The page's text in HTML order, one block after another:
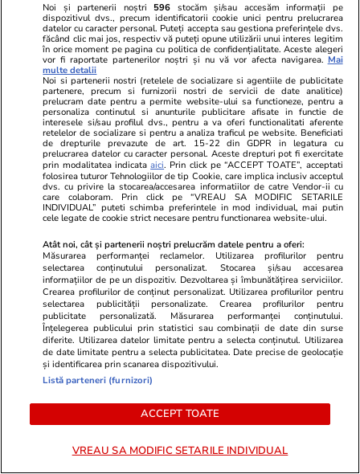
Advertorial
Smart is the new chic: Cum ne
ajută tehnologia să ne reinventăm
Advertorial
Înscrie-te
PARTENERI
Wowbiz.ro
Cum arată fiul Mădălinei Manole
la 17 ani! Fratele regretatei
premieră cu Petru Mircea Jr.
Redactia.ro
Ce să ai în
POLITIC
Noi și partenerii noștri 596 stocăm și/sau accesăm informații pe
dispozitivul dvs., precum identificatorii cookie unici pentru prelucrarea
datelor cu caracter personal. Puteți accepta sau gestiona preferințele dvs.
făcând clic mai jos, respectiv vă puteți opune utilizării unui interes legitim
în orice moment pe pagina cu politica de confidențialitate. Aceste alegeri
vor fi raportate partenerilor noștri și nu vă vor afecta navigarea. Mai
multe detalii
Noi si partenerii nostri (retelele de socializare si agentiile de publicitate
partenere, precum si furnizorii nostri de servicii de date analitice)
prelucram date pentru a permite website-ului sa functioneze, pentru a
personaliza continutul si anunturile publicitare afisate in functie de
interesele si/sau profilul dvs., pentru a va oferi functionalitati aferente
retelelor de socializare si pentru a analiza traficul pe website. Beneficiati
de drepturile prevazute de art. 15-22 din GDPR in legatura cu
prelucrarea datelor cu caracter personal. Aceste drepturi pot fi exercitate
prin modalitatea indicataaici. Prin click pe “ACCEPT TOATE”, acceptati
folosirea tuturor Tehnologiilor de tip Cookie, care implica inclusiv acceptul
dvs. cu privire la stocarea/accesarea informatiilor de catre Vendor-ii cu
care colaboram. Prin click pe “VREAU SA MODIFIC SETARILE
INDIVIDUAL” puteti schimba preferintele in mod individual, mai putin
cele legate de cookie strict necesare pentru functionarea website-ului.
Atât noi, cât și partenerii noștri prelucrăm datele pentru a oferi:
Măsurarea performanței reclamelor. Utilizarea profilurilor pentru
selectarea conținutului personalizat. Stocarea și/sau accesarea
informațiilor de pe un dispozitiv. Dezvoltarea și îmbunătățirea serviciilor.
Crearea profilurilor de conținut personalizat. Utilizarea profilurilor pentru
selectarea publicității personalizate. Crearea profilurilor pentru
publicitate personalizată. Măsurarea performanței conținutului.
Înțelegerea publicului prin statistici sau combinații de date din surse
diferite. Utilizarea datelor limitate pentru a selecta conținutul. Utilizarea
de date limitate pentru a selecta publicitatea. Date precise de geolocație
și identificarea prin scanarea dispozitivului.
Listă parteneri (furnizori)
ACCEPT TOATE
VREAU SA MODIFIC SETARILE INDIVIDUAL